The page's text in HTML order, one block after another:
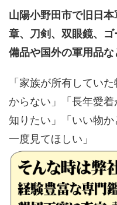
山陽小野田市で旧日
章、刀剣、双眼鏡、
備品や国外の軍用品な
「家族が所有してい
からない」「長年愛
知りたい」「いい物
一度見てほしい」